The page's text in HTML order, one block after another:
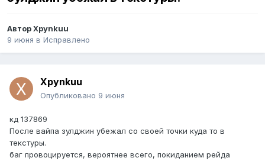
АвторXpynkuu
9 июня в Исправлено
Xpynkuu
Опубликовано 9 июня
кд 137869
После вайпа зулджин убежал со своей точки куда то в
текстуры.
баг провоцируется, вероятнее всего, покиданием рейда